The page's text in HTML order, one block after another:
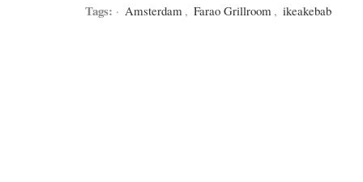
Tags: · Amsterdam , Farao Grillroom , ikeakebab